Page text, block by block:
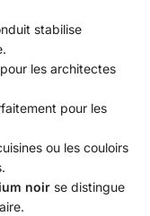
stabilise
les architectes
pour les
ou les couloirs
noir se distingue